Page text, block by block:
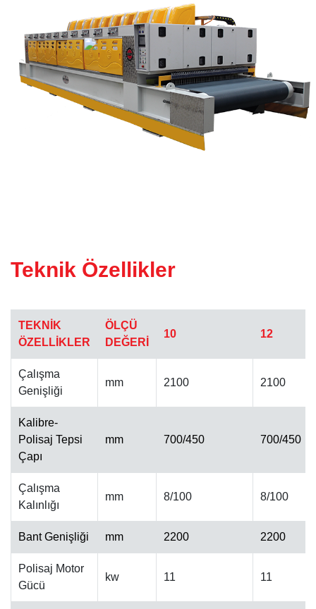
Teknik Özellikler
TEKNİK
ÖZELLİKLER
ÖLÇÜ
DEĞERİ
10 12
Çalışma
Genişliği
mm 2100 2100
Kalibre-
Polisaj Tepsi
Çapı
mm 700/450 700/450
Çalışma
Kalınlığı
mm 8/100 8/100
Bant Genişliği mm 2200 2200
Polisaj Motor
Gücü
kw 11 11